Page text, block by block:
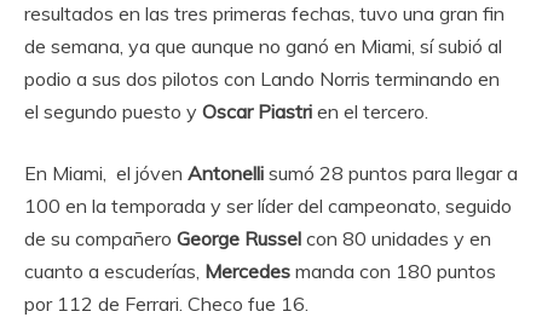
resultados en las tres primeras fechas, tuvo una gran fin
de semana, ya que aunque no ganó en Miami, sí subió al
podio a sus dos pilotos con Lando Norris terminando en
el segundo puesto y Oscar Piastri en el tercero.
En Miami, el jóven Antonelli sumó 28 puntos para llegar a
100 en la temporada y ser líder del campeonato, seguido
de su compañero George Russel con 80 unidades y en
cuanto a escuderías, Mercedes manda con 180 puntos
por 112 de Ferrari. Checo fue 16.